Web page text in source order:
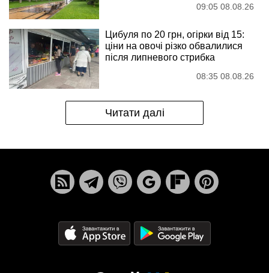
09:05 08.08.26
Цибуля по 20 грн, огірки від 15:
ціни на овочі різко обвалилися
після липневого стрибка
08:35 08.08.26
Читати далі